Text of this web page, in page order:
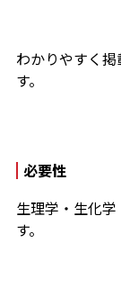
わかりやすく
す。
必要性
生理学・生化
す。